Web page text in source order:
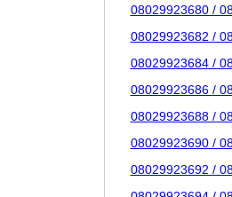
08029923680 /
08029923682 /
08029923684 /
08029923686 /
08029923688 /
08029923690 /
08029923692 /